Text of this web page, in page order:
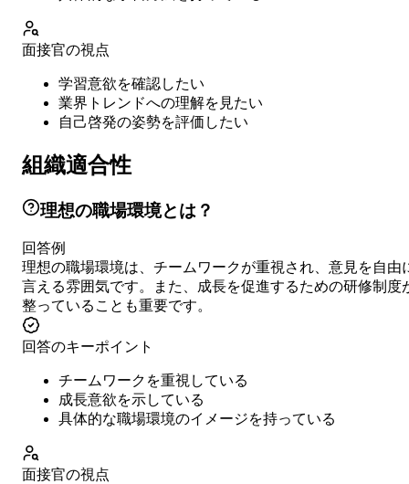
面接官の視点
学習意欲を確認したい
業界トレンドへの理解を見たい
自己啓発の姿勢を評価したい
組織適合性
理想の職場環境とは？
回答例
理想の職場環境は、チームワークが重視され、意見を自由
言える雰囲気です。また、成長を促進するための研修制度
整っていることも重要です。
回答のキーポイント
チームワークを重視している
成長意欲を示している
具体的な職場環境のイメージを持っている
面接官の視点